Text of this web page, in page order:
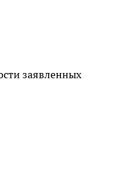
заявленных